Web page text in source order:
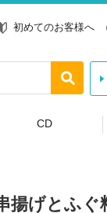
初めてのお客様へ
CD
揚げとふぐ